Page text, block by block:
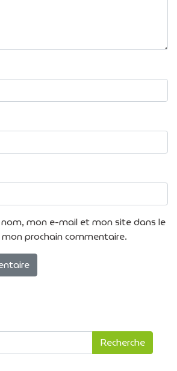
mon e-mail et mon site dans le
prochain commentaire.